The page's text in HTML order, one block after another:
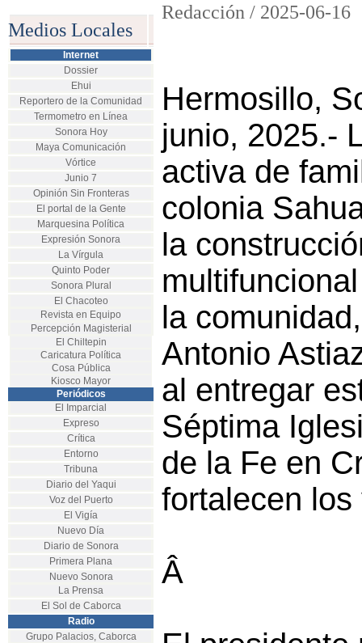
Medios Locales
Internet
Dossier
Ehui
Reportero de la Comunidad
Termometro en Línea
Sonora Hoy
Maya Comunicación
Vórtice
Junio 7
Opinión Sin Fronteras
El portal de la Gente
Marquesina Política
Expresión Sonora
La Vírgula
Quinto Poder
Sonora Plural
El Chacoteo
Revista en Equipo
Percepción Magisterial
El Chiltepin
Caricatura Política
Cosa Pública
Kiosco Mayor
Periódicos
El Imparcial
Expreso
Crítica
Entorno
Tribuna
Diario del Yaqui
Voz del Puerto
El Vigía
Nuevo Día
Diario de Sonora
Primera Plana
Nuevo Sonora
La Prensa
El Sol de Caborca
Radio
Grupo Palacios, Caborca
Redacción / 2025-06-16
Hermosillo,
junio, 2025.-
activa de
colonia
la
la
Antonio
al entregar
Séptima
de la Fe en
fortalecen los
Â